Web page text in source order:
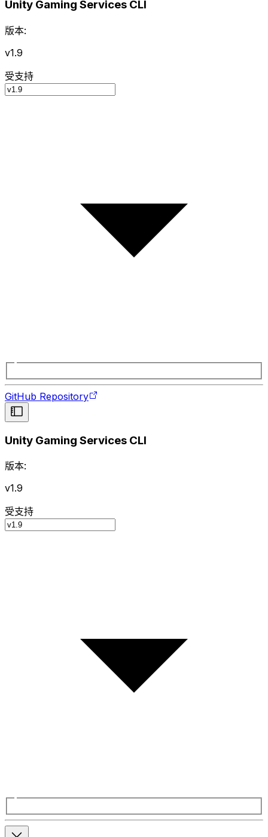
Unity Gaming Services CLI
版本:
v1.9
受支持
GitHub Repository
Unity Gaming Services CLI
版本:
v1.9
受支持